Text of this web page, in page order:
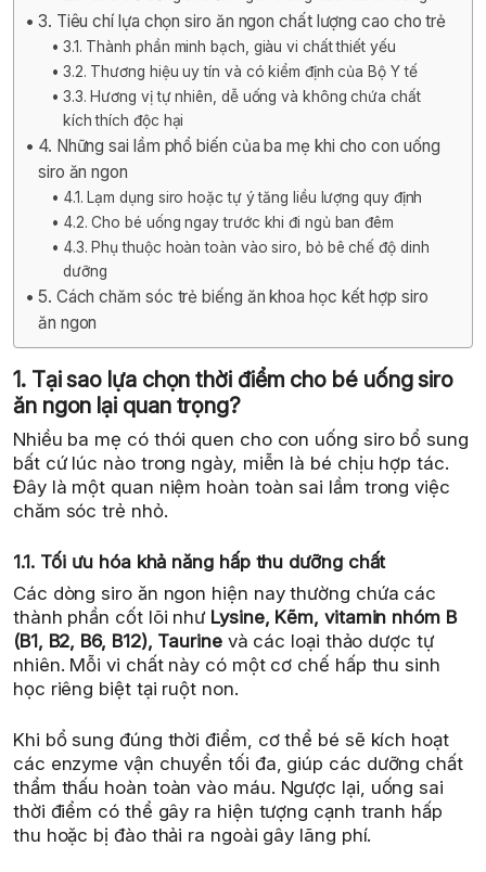
3. Tiêu chí lựa chọn siro ăn ngon chất lượng cao cho trẻ
3.1. Thành phần minh bạch, giàu vi chất thiết yếu
3.2. Thương hiệu uy tín và có kiểm định của Bộ Y tế
3.3. Hương vị tự nhiên, dễ uống và không chứa chất
kích thích độc hại
4. Những sai lầm phổ biến của ba mẹ khi cho con uống
siro ăn ngon
4.1. Lạm dụng siro hoặc tự ý tăng liều lượng quy định
4.2. Cho bé uống ngay trước khi đi ngủ ban đêm
4.3. Phụ thuộc hoàn toàn vào siro, bỏ bê chế độ dinh
dưỡng
5. Cách chăm sóc trẻ biếng ăn khoa học kết hợp siro
ăn ngon
1. Tại sao lựa chọn thời điểm cho bé uống siro
ăn ngon lại quan trọng?
Nhiều ba mẹ có thói quen cho con uống siro bổ sung
bất cứ lúc nào trong ngày, miễn là bé chịu hợp tác.
Đây là một quan niệm hoàn toàn sai lầm trong việc
chăm sóc trẻ nhỏ.
1.1. Tối ưu hóa khả năng hấp thu dưỡng chất
Các dòng siro ăn ngon hiện nay thường chứa các
thành phần cốt lõi như Lysine, Kẽm, vitamin nhóm B
(B1, B2, B6, B12), Taurinevà các loại thảo dược tự
nhiên. Mỗi vi chất này có một cơ chế hấp thu sinh
học riêng biệt tại ruột non.
Khi bổ sung đúng thời điểm, cơ thể bé sẽ kích hoạt
các enzyme vận chuyển tối đa, giúp các dưỡng chất
thẩm thấu hoàn toàn vào máu. Ngược lại, uống sai
thời điểm có thể gây ra hiện tượng cạnh tranh hấp
thu hoặc bị đào thải ra ngoài gây lãng phí.